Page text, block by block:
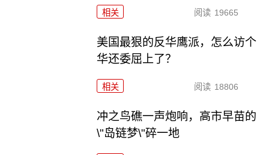
相关 阅读 19665
美国最狠的反华鹰派，怎么访个
华还委屈上了？
相关 阅读 18806
冲之鸟礁一声炮响，高市早苗的
\"岛链梦\"碎一地